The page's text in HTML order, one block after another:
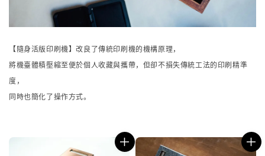
【隨身活版印刷機】改良了傳統印刷機的機構原理，
將機臺體積壓縮至便於個人收藏與攜帶，但卻不損失傳統工法的印刷精準
度，
同時也簡化了操作方式。